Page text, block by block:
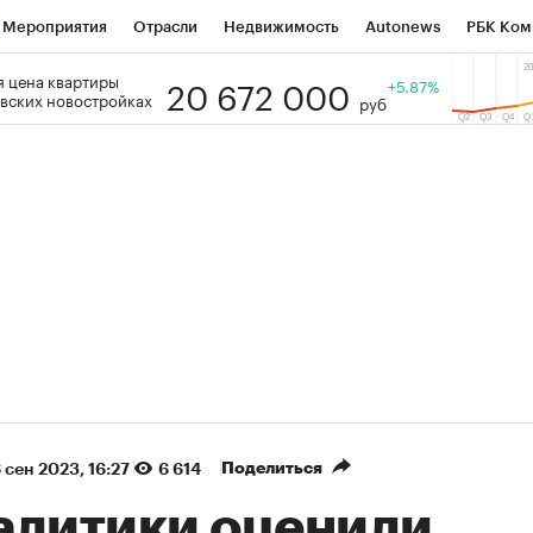
Мероприятия Отрасли Недвижимость Autonews РБК
РБК Образование Тренды
цена квартиры
новостройках
20 672 000 руб
+5.87%
сен 2023, 16:27 6 614 Поделиться